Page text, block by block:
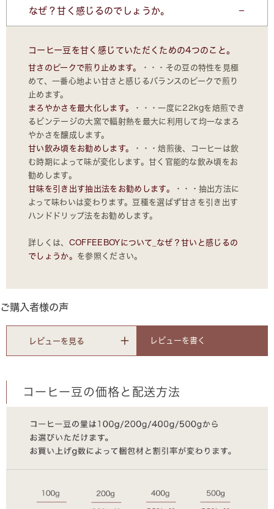
なぜ？甘く感じるのでしょうか。
コーヒー豆を甘く感じていただくための4つのこと。
甘さのピークで煎り止めます。
・・・その豆の特性を見極
めて、一番心地よい甘さと感じるバランスのピークで煎り
止めます。
まろやかさを最大化します。
・・・一度に22kgを焙煎でき
るビンテージの大窯で輻射熱を最大に利用して均一なまろ
やかさを醸成します。
甘い飲み頃をお勧めします。
・・・焙煎後、コーヒーは飲
む時期によって味が変化します。甘く官能的な飲み頃をお
勧めします。
甘味を引き出す抽出法をお勧めします。
・・・抽出方法に
よって味わいは変わります。豆種を選ばず甘さを引き出す
ハンドドリップ法をお勧めします。
詳しくは、 COFFEEBOYについて_なぜ？甘いと感じるの
でしょうか。 を参照ください。
ご購入者様の声
レビューを見る レビューを書く
コーヒー豆の価格と配送方法